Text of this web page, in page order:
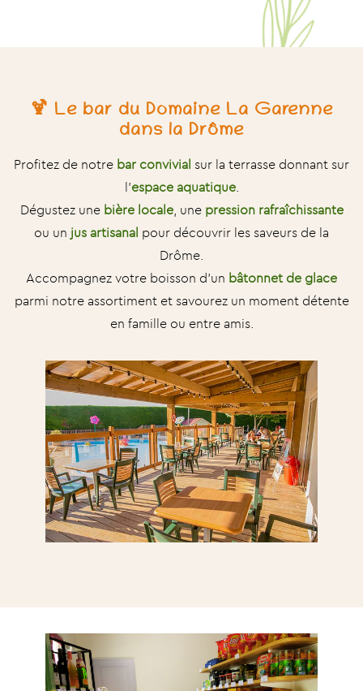
🍹 Le bar du Domaine La Garenne
dans la Drôme
Profitez de notre bar convivial sur la terrasse donnant sur
l’espace aquatique.
Dégustez une bière locale, une pression rafraîchissante
ou un jus artisanal pour découvrir les saveurs de la
Drôme.
Accompagnez votre boisson d’un bâtonnet de glace
parmi notre assortiment et savourez un moment détente
en famille ou entre amis.